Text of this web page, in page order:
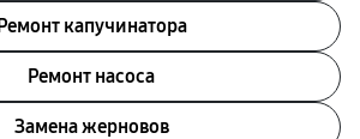
капучинатора
Ремонт насоса
Замена жерновов